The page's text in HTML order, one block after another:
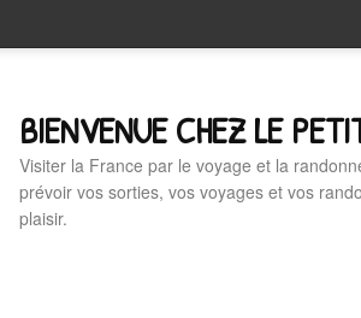
BIENVENUE CHEZ LE
Visiter la France par le voyage et la
prévoir vos sorties, vos voyages et vos
plaisir.